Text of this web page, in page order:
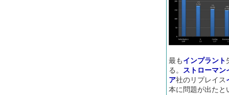
最も インプラント
る。 ストローマン
ア社のリプレイス
本に問題が出たと